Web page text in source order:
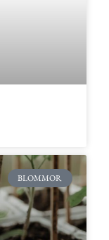
BLOMMOR